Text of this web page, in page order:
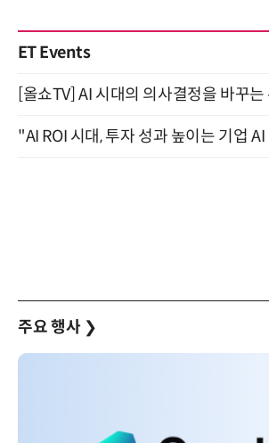
ET Events
주요 행사 ❯